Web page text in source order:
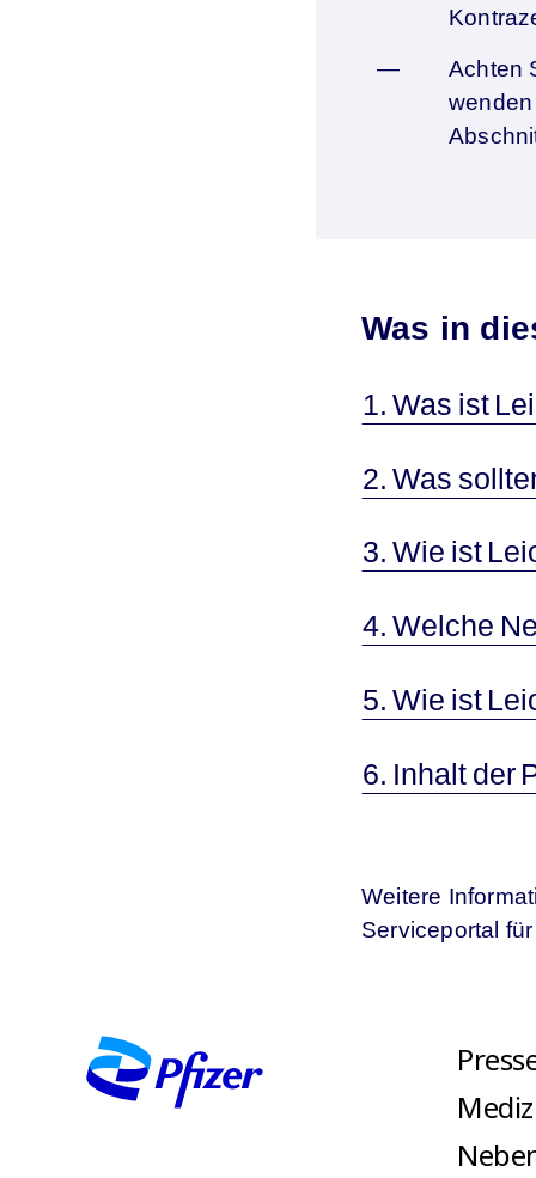
Achten
Was in
1. Was ist
2. Was
3. Wie ist
4. Welche
5. Wie ist
6. Inhalt
Weitere
Serviceportal